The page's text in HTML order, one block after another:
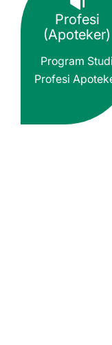
Profesi
(Apoteker)
Program Studi
Profesi